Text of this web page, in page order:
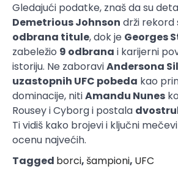
Gledajući podatke, znaš da su
Demetrious Johnson drži rekord
odbrana titule, dok je Georges
zabeležio 9 odbrana i karijerni
istoriju. Ne zaboraviAndersona
uzastopnih UFC pobeda kao
dominacije, nitiAmandu Nunes
Rousey i Cyborg i postala
Ti vidiš kako brojevi i ključni
ocenu najvećih.
Tagged borci,šampioni, UFC